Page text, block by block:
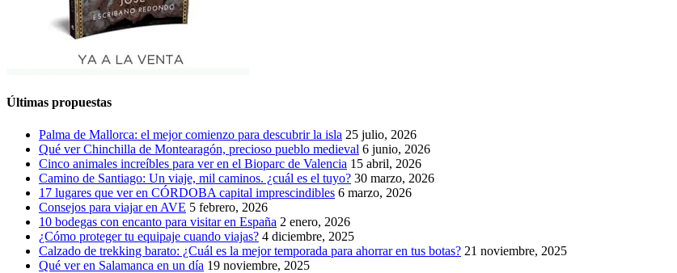
Últimas propuestas
Palma de Mallorca: el mejor comienzo para descubrir la isla 25 julio, 2026
Qué ver Chinchilla de Montearagón, precioso pueblo medieval 6 junio, 2026
Cinco animales increíbles para ver en el Bioparc de Valencia 15 abril, 2026
Camino de Santiago: Un viaje, mil caminos. ¿cuál es el tuyo? 30 marzo, 2026
17 lugares que ver en CÓRDOBA capital imprescindibles 6 marzo, 2026
Consejos para viajar en AVE 5 febrero, 2026
10 bodegas con encanto para visitar en España 2 enero, 2026
¿Cómo proteger tu equipaje cuando viajas? 4 diciembre, 2025
Calzado de trekking barato: ¿Cuál es la mejor temporada para ahorrar en tus botas? 21 noviembre, 2025
Qué ver en Salamanca en un día 19 noviembre, 2025